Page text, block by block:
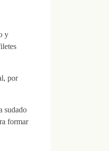
y
por
sudado
formar